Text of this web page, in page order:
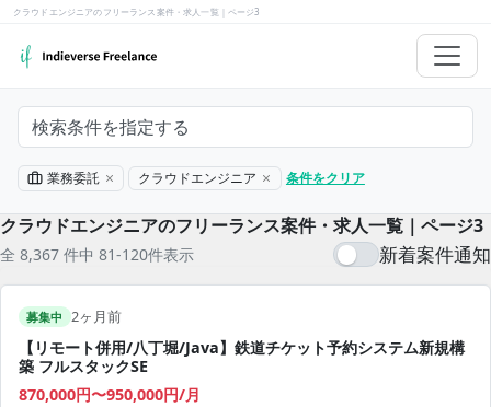
クラウドエンジニアのフリーランス案件・求人一覧｜ページ3
検索条件を指定する
業務委託 クラウドエンジニア 条件をクリア
クラウドエンジニアのフリーランス案件・求人一覧｜ページ3
全 8,367 件中 81-120件表示 新着案件通知
募集中 2ヶ月前
【リモート併用/八丁堀/Java】鉄道チケット予約システム新規構
築 フルスタックSE
870,000円〜950,000円/月